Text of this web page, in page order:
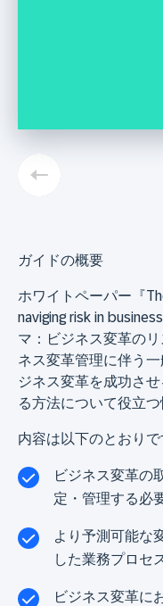
ガイドの概要
ホワイトペーパー『
naviging risk in
マ：ビジネス変革の
ネス変革管理に伴う
ジネス変革を成功さ
る方法について役立
内容は以下のとおりで
ビジネス変革の
定・管理する必
より予測可能な
した業務プロセ
ビジネス変革に